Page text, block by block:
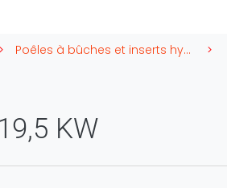
Poêles à bûches et inserts hydros La Nordica
KW